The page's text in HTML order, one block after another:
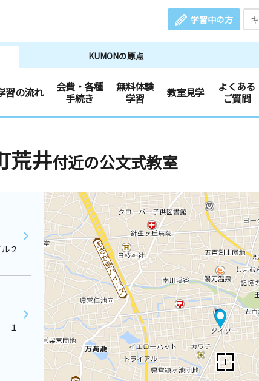
学習中の方
KUMONの原点
習の流れ
会費・各種
手続き
無料体験
学習
教室見学
よくある
ご質問
荒井付近の公文式教室
２
１